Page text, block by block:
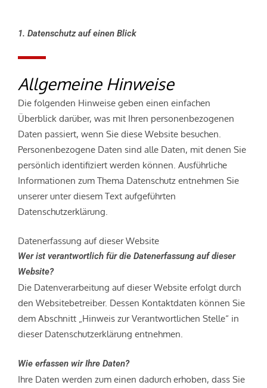
1. Datenschutz auf einen Blick
Allgemeine Hinweise
Die folgenden Hinweise geben einen einfachen
Überblick darüber, was mit Ihren personenbezogenen
Daten passiert, wenn Sie diese Website besuchen.
Personenbezogene Daten sind alle Daten, mit denen Sie
persönlich identifiziert werden können. Ausführliche
Informationen zum Thema Datenschutz entnehmen Sie
unserer unter diesem Text aufgeführten
Datenschutzerklärung.
Datenerfassung auf dieser Website
Wer ist verantwortlich für die Datenerfassung auf dieser
Website?
Die Datenverarbeitung auf dieser Website erfolgt durch
den Websitebetreiber. Dessen Kontaktdaten können Sie
dem Abschnitt „Hinweis zur Verantwortlichen Stelle“ in
dieser Datenschutzerklärung entnehmen.
Wie erfassen wir Ihre Daten?
Ihre Daten werden zum einen dadurch erhoben, dass Sie